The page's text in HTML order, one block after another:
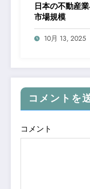
日本の不動産
市場規模
10月 13, 2025
コメントを
コメント